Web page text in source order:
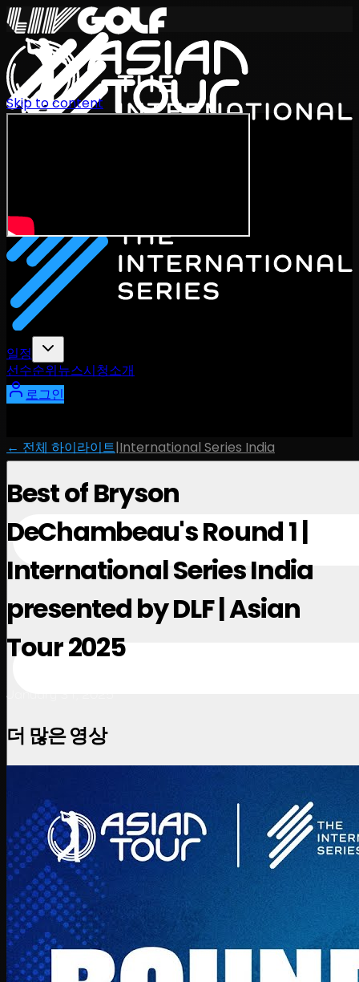
일정
선수순위 뉴스시청소개
로그인
Skip to content
← 전체 하이라이트|International Series India
Best of Bryson
DeChambeau's Round 1 |
International Series India
presented by DLF | Asian
Tour 2025
January 31, 2025
더 많은 영상